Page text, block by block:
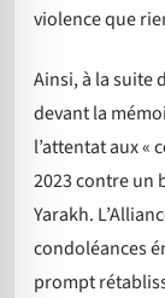
violence que
Ainsi, à la suite
devant la
l’attentat aux «
2023 contre un
Yarakh.
condoléances
prompt